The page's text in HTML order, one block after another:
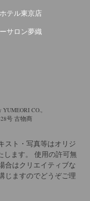
テル東京店
サロン夢織
CO.,
号 古物商
スト・写真等はオリジ
ます。
使用の許可無
合はクリエイティブな
じますのでどうぞご理